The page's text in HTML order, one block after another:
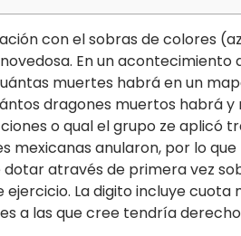
con el sobras de colores
En un
muertes habrá en un
dragones muertos habrá
o qual el grupo ze aplicó
mexicanas anularon, por lo
dotar através de primera vez
La digito incluye cuota
a las que cree tendría